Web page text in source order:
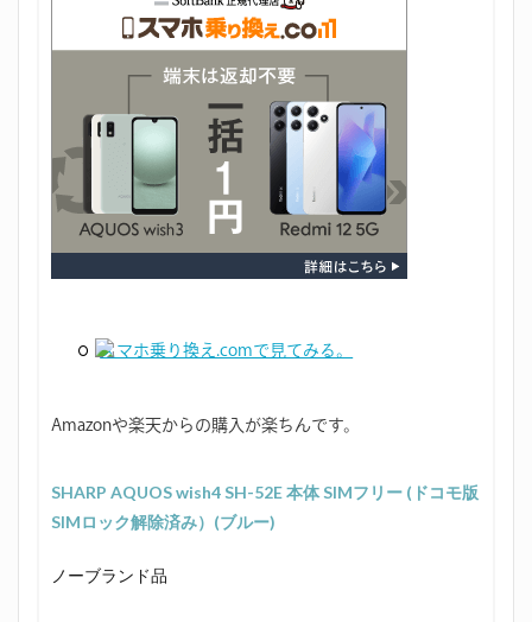
スマホ乗り換え.comで見てみる。
Amazonや楽天からの購入が楽ちんです。
SHARP AQUOS wish4 SH-52E 本体 SIMフリー (ドコモ版
SIMロック解除済み）(ブルー)
ノーブランド品